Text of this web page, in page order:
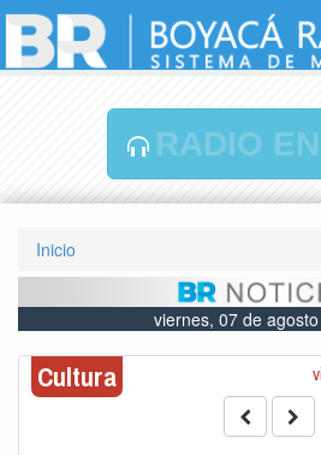
RADIO
Inicio
viernes, 07 de
Cultura